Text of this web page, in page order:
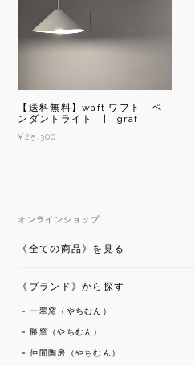
【送料無料】waft ワフト ペ
ンダントライト | graf
¥25,300
オンラインショップ
《全ての商品》を見る
《ブランド》から探す
一翠窯（やちむん）
勝窯（やちむん）
仲間陶房（やちむん）